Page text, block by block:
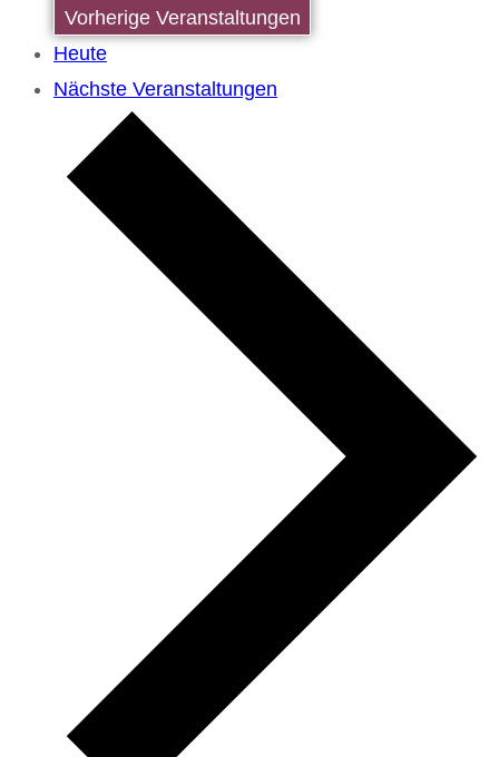
Vorherige Veranstaltungen
Heute
Nächste Veranstaltungen